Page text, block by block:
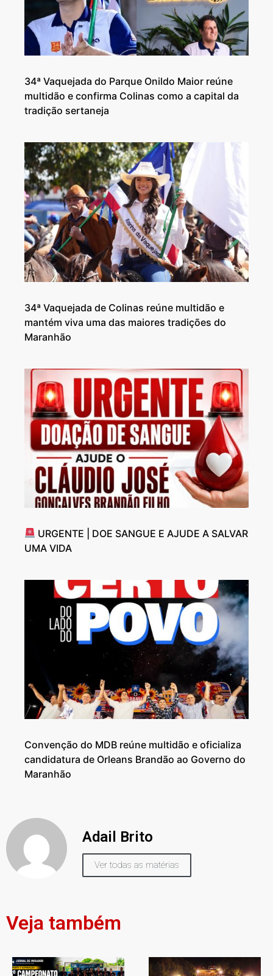
34ª Vaquejada do Parque Onildo Maior reúne
multidão e confirma Colinas como a capital da
tradição sertaneja
34ª Vaquejada de Colinas reúne multidão e
mantém viva uma das maiores tradições do
Maranhão
URGENTE | DOE SANGUE E AJUDE A SALVAR
UMA VIDA
Convenção do MDB reúne multidão e oficializa
candidatura de Orleans Brandão ao Governo do
Maranhão
Adail Brito
Ver todas as matérias
Veja também